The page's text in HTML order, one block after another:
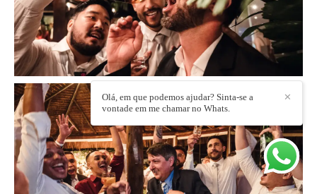
✕
Olá, em que podemos ajudar? Sinta-se a
vontade em me chamar no Whats.